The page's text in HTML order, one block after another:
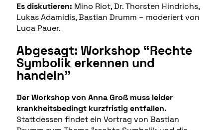
Es diskutieren: Mino Riot, Dr. Thorsten Hindrichs,
Lukas Adamidis, Bastian Drumm – moderiert von
Luca Pauer.
Abgesagt: Workshop “Rechte
Symbolik erkennen und
handeln”
Der Workshop von Anna Groß muss leider
krankheitsbedingt kurzfristig entfallen.
Stattdessen findet ein Vortrag von Bastian